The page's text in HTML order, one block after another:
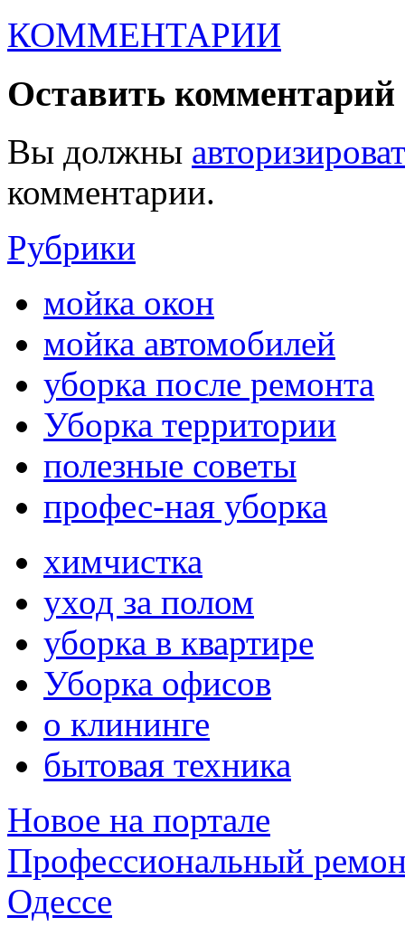
КОММЕНТАРИИ
Оставить комментарий
Вы должны
комментарии.
Рубрики
мойка окон
мойка автомобилей
уборка после ремонта
Уборка территории
полезные советы
профес-ная уборка
химчистка
уход за полом
уборка в квартире
Уборка офисов
о клининге
бытовая техника
Новое на портале
Профессиональный
Одессе